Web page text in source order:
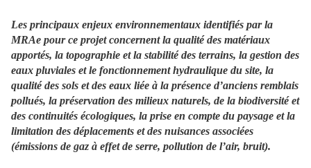
Les principaux enjeux environnementaux identifiés par la
MRAe pour ce projet concernent la qualité des matériaux
apportés, la topographie et la stabilité des terrains, la gestion des
eaux pluviales et le fonctionnement hydraulique du site, la
qualité des sols et des eaux liée à la présence d’anciens remblais
pollués, la préservation des milieux naturels, de la biodiversité et
des continuités écologiques, la prise en compte du paysage et la
limitation des déplacements et des nuisances associées
(émissions de gaz à effet de serre, pollution de l’air, bruit).